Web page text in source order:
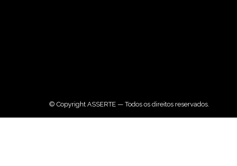
© Copyright ASSERTE — Todos os direitos reservados.